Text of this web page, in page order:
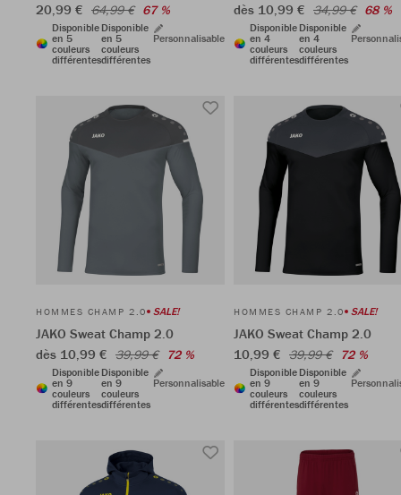
20,99 € 64,99 € 67 %
Disponible
en 5
couleurs
différentes
Disponible
en 5
couleurs
différentes
Personnalisable
dès 10,99 € 34,99 € 68 %
Disponible
en 4
couleurs
différentes
Disponible
en 4
couleurs
différentes
HOMMES CHAMP 2.0 SALE!
JAKO Sweat Champ 2.0
dès 10,99 € 39,99 € 72 %
Disponible
en 9
couleurs
différentes
Disponible
en 9
couleurs
différentes
Personnalisable
HOMMES CHAMP 2.0 SALE!
JAKO Sweat Champ 2.0
10,99 € 39,99 € 72 %
Disponible
en 9
couleurs
différentes
Disponible
en 9
couleurs
différentes